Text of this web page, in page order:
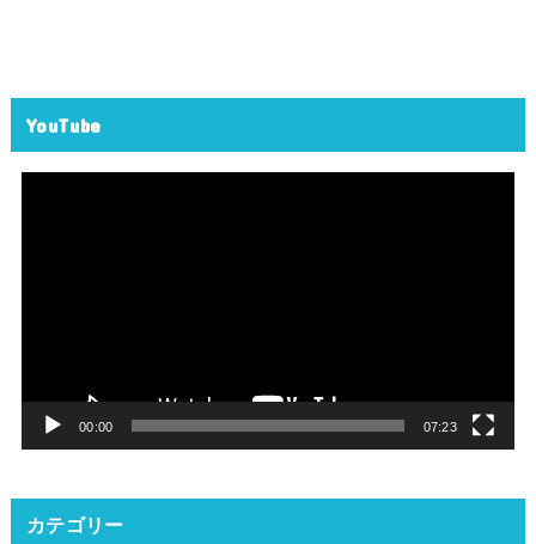
YouTube
00:00 07:23
カテゴリー